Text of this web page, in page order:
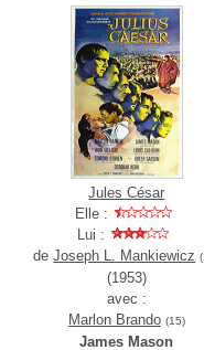
Jules César
Elle :
Lui :
deJoseph L. Mankiewicz
(1953)
avec :
Marlon Brando (15)
James Mason